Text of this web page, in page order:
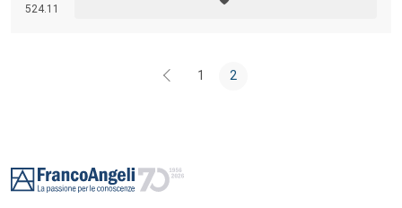
524.11
1 2